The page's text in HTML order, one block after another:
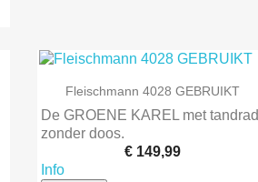
 Snel bekijken
Fleischmann 4028 GEBRUIKT
De GROENE KAREL met tandrad
zonder doos.
€ 149,99
Info